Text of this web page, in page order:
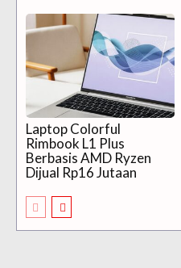
Laptop Colorful
Rimbook L1 Plus
Berbasis AMD Ryzen
Dijual Rp16 Jutaan